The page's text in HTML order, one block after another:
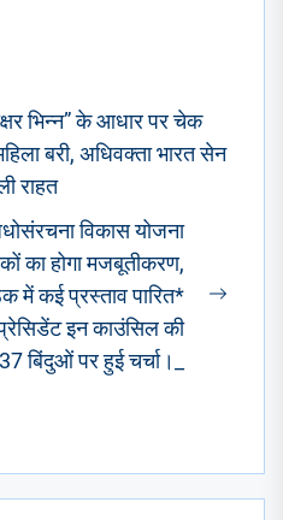
भिन्न” के आधार पर चेक
बरी, अधिवक्ता भारत सेन
राहत
विकास योजना
का होगा मजबूतीकरण,
में कई प्रस्ताव पारित*
प्रेसिडेंट इन काउंसिल की
बिंदुओं पर हुई चर्चा।_